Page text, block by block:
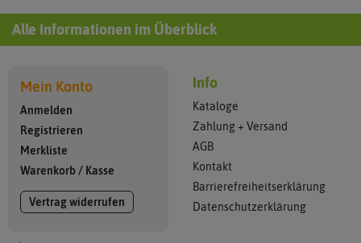
Alle Informationen im Überblick
Mein Konto
Anmelden
Registrieren
Merkliste
Warenkorb / Kasse
Vertrag widerrufen
Info
Kataloge
Zahlung + Versand
AGB
Kontakt
Barrierefreiheitserklärung
Datenschutzerklärung